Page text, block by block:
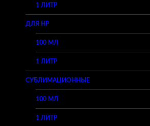
1 ЛИТР
ДЛЯ HP
100 МЛ
1 ЛИТР
СУБЛИМАЦИОННЫЕ
100 МЛ
1 ЛИТР